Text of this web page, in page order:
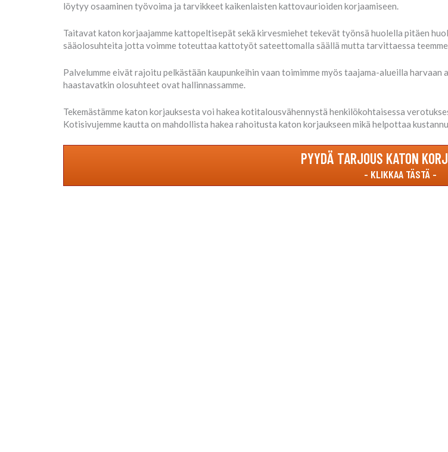
löytyy osaaminen työvoima ja tarvikkeet kaikenlaisten kattovaurioiden korjaamiseen.
Taitavat katon korjaajamme kattopeltisepät sekä kirvesmiehet tekevät työnsä huolella pitäen
sääolosuhteita jotta voimme toteuttaa kattotyöt sateettomalla säällä mutta tarvittaessa
Palvelumme eivät rajoitu pelkästään kaupunkeihin vaan toimimme myös taajama-alueilla
haastavatkin olosuhteet ovat hallinnassamme.
Tekemästämme katon korjauksesta voi hakea kotitalousvähennystä henkilökohtaisessa
Kotisivujemme kautta on mahdollista hakea rahoitusta katon korjaukseen mikä helpottaa
PYYDÄ TARJOUS KATON